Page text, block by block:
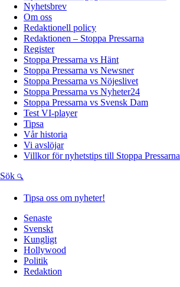
Nyhetsbrev
Om oss
Redaktionell policy
Redaktionen – Stoppa Pressarna
Register
Stoppa Pressarna vs Hänt
Stoppa Pressarna vs Newsner
Stoppa Pressarna vs Nöjeslivet
Stoppa Pressarna vs Nyheter24
Stoppa Pressarna vs Svensk Dam
Test VI-player
Tipsa
Vår historia
Vi avslöjar
Villkor för nyhetstips till Stoppa Pressarna
Sök
Tipsa oss om nyheter!
Senaste
Svenskt
Kungligt
Hollywood
Politik
Redaktion